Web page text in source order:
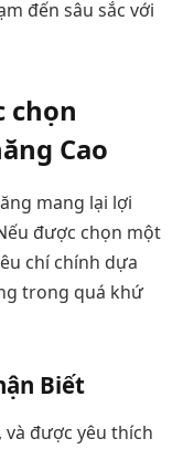
đến sâu sắc với
chọn
Cao
mang lại lợi
được chọn một
chí chính dựa
trong quá khứ
Biết
được yêu thích